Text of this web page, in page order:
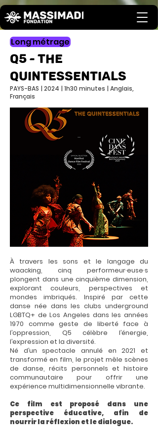
Long métrage
Q5 - THE
QUINTESSENTIALS
PAYS-BAS | 2024 | 1h30 minutes | Anglais,
Français
À travers les sons et le langage du
waacking, cinq performeur·euse·s
plongent dans une cinquième dimension,
explorant couleurs, perspectives et
mondes imbriqués. Inspiré par cette
danse née dans les clubs underground
LGBTQ+ de Los Angeles dans les années
1970 comme geste de liberté face à
l’oppression, Q5 célèbre l’énergie,
l’expression et la diversité.
Né d’un spectacle annulé en 2021 et
transformé en film, le projet mêle scènes
de danse, récits personnels et histoire
communautaire pour offrir une
expérience multidimensionnelle vibrante.
Ce film est proposé dans une
perspective éducative, afin de
nourrir la réflexion et le dialogue.